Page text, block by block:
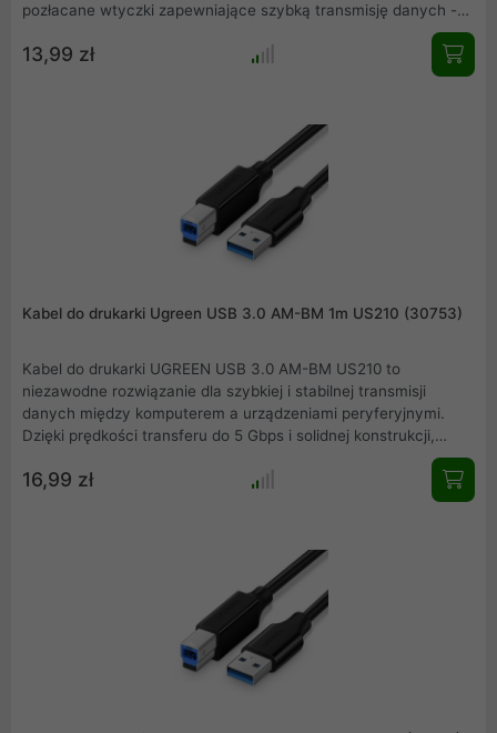
pozłacane wtyczki zapewniające szybką transmisję danych -
13,99 zł
Kabel do drukarki Ugreen USB 3.0 AM-BM 1m US210 (30753)
Kabel do drukarki UGREEN USB 3.0 AM-BM US210 to
niezawodne rozwiązanie dla szybkiej i stabilnej transmisji
danych między komputerem a urządzeniami peryferyjnymi.
Dzięki prędkości transferu do 5 Gbps i solidnej konstrukcji,
skanerami czy dyskami zewnętrznymi.
16,99 zł